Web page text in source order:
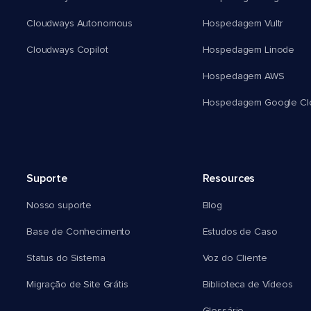
Cloudways Autonomous
Cloudways Copilot
Hospedagem Vultr
Hospedagem Linode
Hospedagem AWS
Hospedagem Google
Suporte
Nosso suporte
Base de Conhecimento
Status do Sistema
Migração de Site Grátis
Resources
Blog
Estudos de Caso
Voz do Cliente
Biblioteca de Vídeos